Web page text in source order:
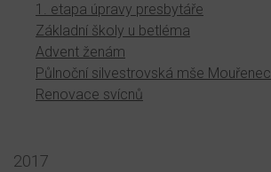
1. etapa úpravy presbytáře
Základní školy u betléma
Advent ženám
Půlnoční silvestrovská mše Mouřenec
Renovace svícnů
2017